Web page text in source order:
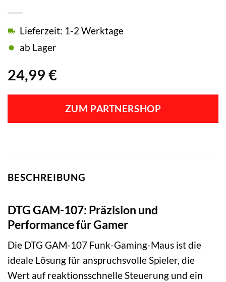
24,99 €
Lieferzeit: 1-2 Werktage
ab Lager
ZUM PARTNERSHOP
BESCHREIBUNG
DTG GAM-107: Präzision und
Performance für Gamer
Die DTG GAM-107 Funk-Gaming-Maus ist die
ideale Lösung für anspruchsvolle Spieler, die
Wert auf reaktionsschnelle Steuerung und ein